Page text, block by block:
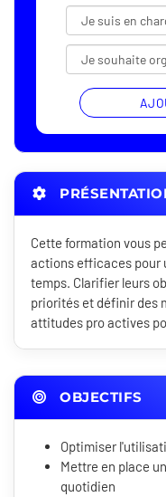
Cette formation vous
actions efficaces pour
temps. Clarifier leurs
priorités et définir des
attitudes pro actives
OBJECTIFS
Optimiser
Mettre en place
quotidien